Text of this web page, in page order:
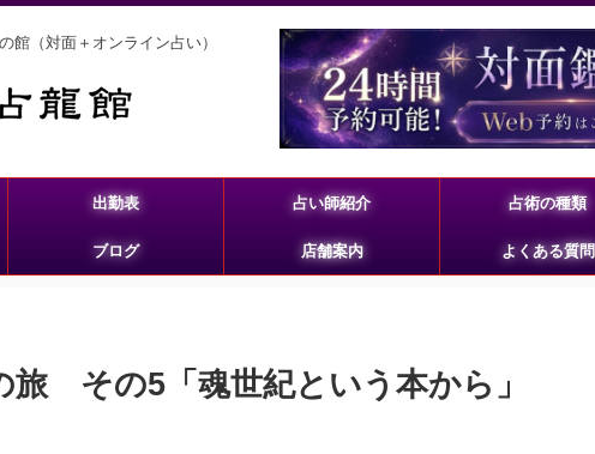
館（対面＋オンライン占い）
出勤表 占い師紹介 占術の種類
ブログ 店舗案内 よくある質問
旅 その5「魂世紀という本から」